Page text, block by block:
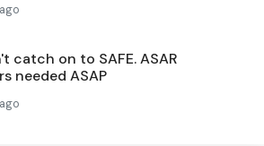
catch on to SAFE. ASAR
needed ASAP